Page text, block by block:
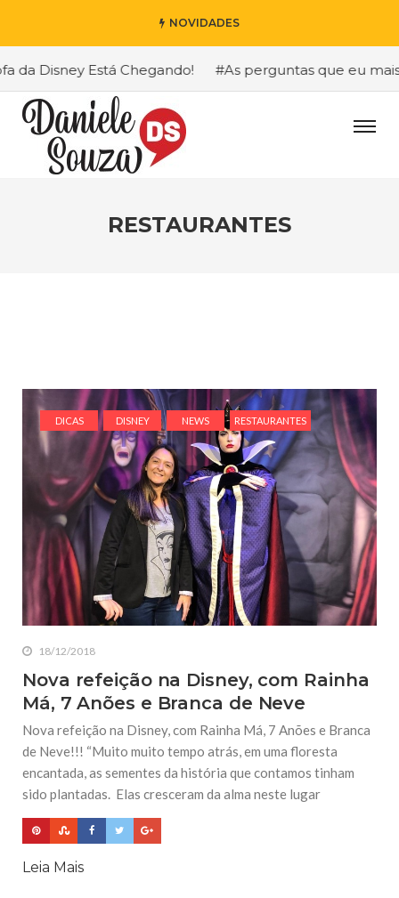
NOVIDADES
Está Chegando! #As perguntas que eu mais
RESTAURANTES
DICAS DISNEY NEWS RESTAURANTES
18/12/2018
Nova refeição na Disney, com Rainha
Má, 7 Anões e Branca de Neve
Nova refeição na Disney, com Rainha Má, 7 Anões e Branca
de Neve!!! “Muito muito tempo atrás, em uma floresta
encantada, as sementes da história que contamos tinham
sido plantadas. Elas cresceram da alma neste lugar
Leia Mais